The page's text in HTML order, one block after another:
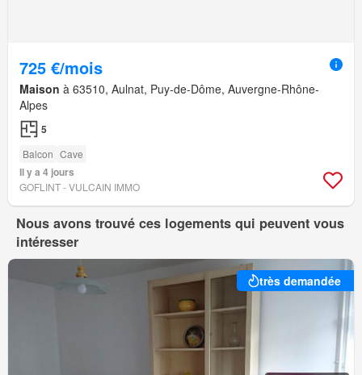
725 €/mois
Maison à 63510, Aulnat, Puy-de-Dôme, Auvergne-Rhône-
Alpes
5
Balcon Cave
Il y a 4 jours
GOFLINT - VULCAIN IMMO
Nous avons trouvé ces logements qui peuvent vous
intéresser
très demandée